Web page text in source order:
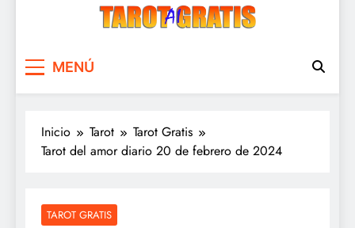
MENÚ
Inicio Tarot
Tarot Gratis
Tarot del amor diario 20 de febrero de 2024
TAROT GRATIS